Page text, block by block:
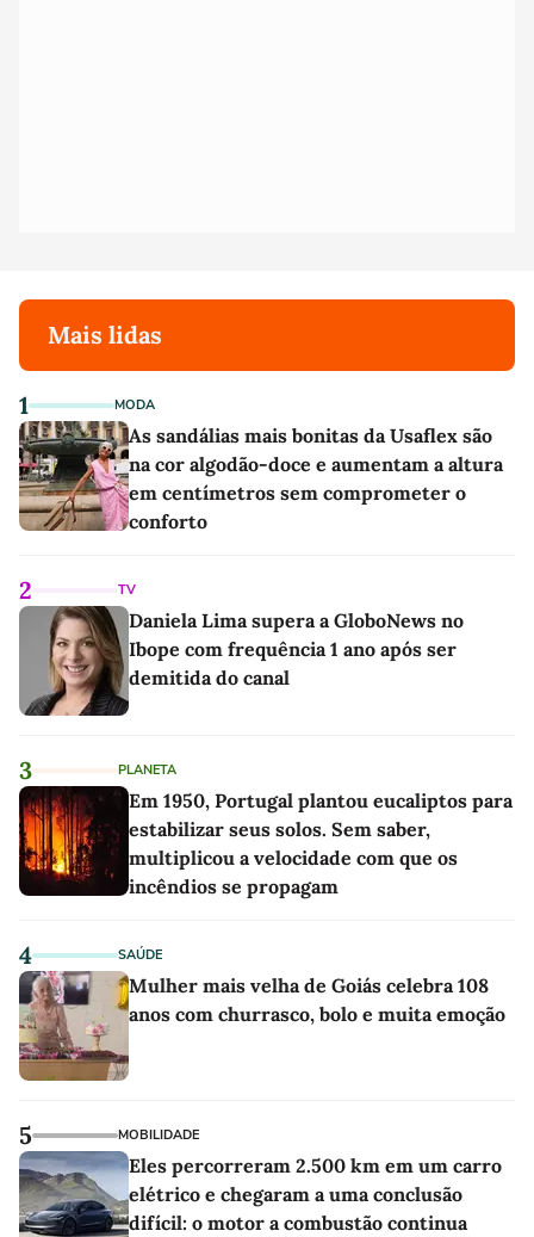
Mais lidas
1 MODA
As sandálias mais bonitas da Usaflex são
na cor algodão-doce e aumentam a altura
em centímetros sem comprometer o
conforto
2 TV
Daniela Lima supera a GloboNews no
Ibope com frequência 1 ano após ser
demitida do canal
3 PLANETA
Em 1950, Portugal plantou eucaliptos para
estabilizar seus solos. Sem saber,
multiplicou a velocidade com que os
incêndios se propagam
4 SAÚDE
Mulher mais velha de Goiás celebra 108
anos com churrasco, bolo e muita emoção
5 MOBILIDADE
Eles percorreram 2.500 km em um carro
elétrico e chegaram a uma conclusão
difícil: o motor a combustão continua